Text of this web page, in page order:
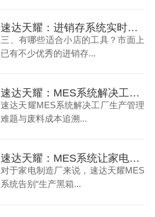
速达天耀：进销存系统实时同步小店数据（下）
三、有哪些适合小店的工具？市面上
已有不少优秀的进销存...
速达天耀：MES系统解决工厂生产管理难题与废料成本追溯
速达天耀MES系统解决工厂生产管理
难题与废料成本追溯...
速达天耀：MES系统让家电制造厂告别“生产黑箱”
对于家电制造厂来说，速达天耀MES
系统告别“生产黑箱...